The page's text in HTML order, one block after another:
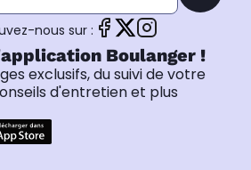
nous sur :
Boulanger !
exclusifs, du suivi de votre
d'entretien et plus